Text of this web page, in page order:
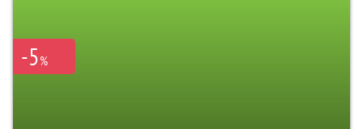
-5%